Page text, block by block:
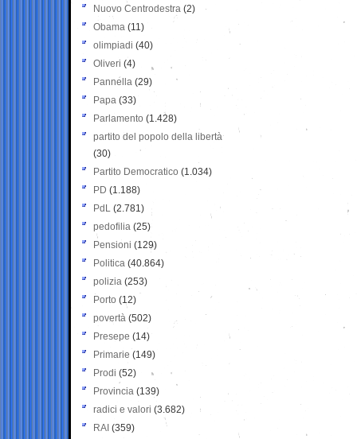
Nuovo Centrodestra (2)
Obama (11)
olimpiadi (40)
Oliveri (4)
Pannella (29)
Papa (33)
Parlamento (1.428)
partito del popolo della libertà
(30)
Partito Democratico (1.034)
PD (1.188)
PdL (2.781)
pedofilia (25)
Pensioni (129)
Politica (40.864)
polizia (253)
Porto (12)
povertà (502)
Presepe (14)
Primarie (149)
Prodi (52)
Provincia (139)
radici e valori (3.682)
RAI (359)